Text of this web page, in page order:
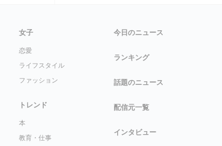
女子
恋愛
ライフスタイル
ファッション
トレンド
本
教育・仕事
今日のニュース
ランキング
話題のニュース
配信元一覧
インタビュー